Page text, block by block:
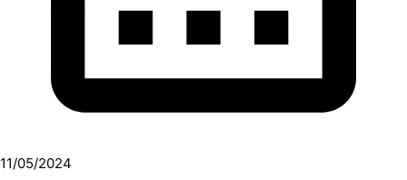
11/05/2024